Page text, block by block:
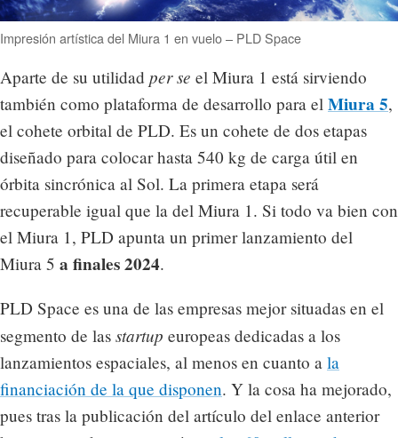
Impresión artística del Miura 1 en vuelo – PLD Space
Aparte de su utilidad per se el Miura 1 está sirviendo
también como plataforma de desarrollo para el Miura 5,
el cohete orbital de PLD. Es un cohete de dos etapas
diseñado para colocar hasta 540 kg de carga útil en
órbita sincrónica al Sol. La primera etapa será
recuperable igual que la del Miura 1. Si todo va bien con
el Miura 1, PLD apunta un primer lanzamiento del
Miura 5 a finales 2024.
PLD Space es una de las empresas mejor situadas en el
segmento de las startup europeas dedicadas a los
lanzamientos espaciales, al menos en cuanto a la
financiación de la que disponen. Y la cosa ha mejorado,
pues tras la publicación del artículo del enlace anterior